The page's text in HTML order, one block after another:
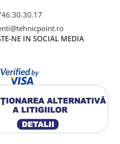
NE IN SOCIAL MEDIA